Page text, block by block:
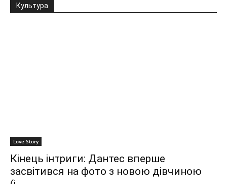
Культура
Love Story
Кінець інтриги: Дантес вперше
засвітився на фото з новою дівчиною